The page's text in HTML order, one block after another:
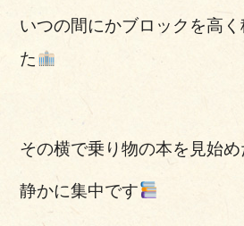
いつの間にかブロックを高
た
その横で乗り物の本を見始
静かに集中です